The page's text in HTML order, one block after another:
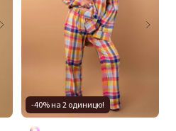
-40% на 2 одиницю!